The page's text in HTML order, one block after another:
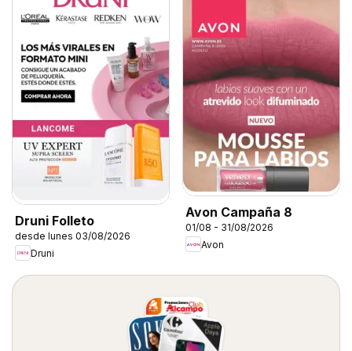
Druni Folleto
desde lunes 03/08/2026
Druni
Avon Campaña 8
01/08 - 31/08/2026
Avon